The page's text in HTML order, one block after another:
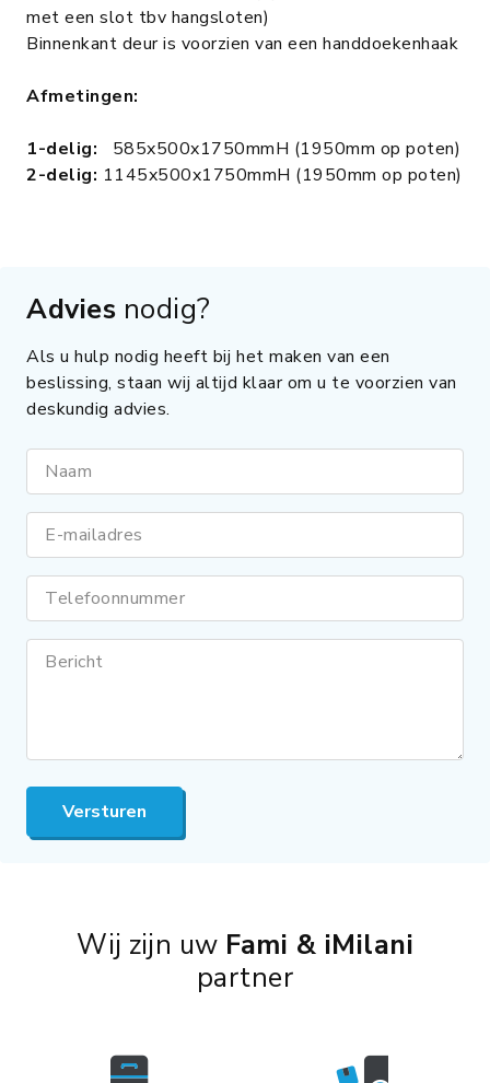
met een slot tbv hangsloten)
Binnenkant deur is voorzien van een handdoekenhaak
Afmetingen:
1-delig:
585x500x1750mmH (1950mm op poten)
2-delig: 1145x500x1750mmH (1950mm op poten)
Advies nodig?
Als u hulp nodig heeft bij het maken van een
beslissing, staan wij altijd klaar om u te voorzien van
deskundig advies.
Naam
E-mailadres
Telefoonnummer
Bericht
Versturen
Wij zijn uw Fami & iMilani
partner